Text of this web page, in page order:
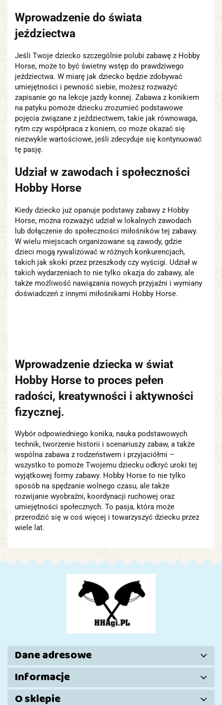
Wprowadzenie do świata
jeździectwa
Jeśli Twoje dziecko szczególnie polubi zabawę z Hobby
Horse, może to być świetny wstęp do prawdziwego
jeździectwa. W miarę jak dziecko będzie zdobywać
umiejętności i pewność siebie, możesz rozważyć
zapisanie go na lekcje jazdy konnej. Zabawa z konikiem
na patyku pomoże dziecku zrozumieć podstawowe
pojęcia związane z jeździectwem, takie jak równowaga,
rytm czy współpraca z koniem, co może okazać się
niezwykle wartościowe, jeśli zdecyduje się kontynuować
tę pasję.
Udział w zawodach i społeczności
Hobby Horse
Kiedy dziecko już opanuje podstawy zabawy z Hobby
Horse, można rozważyć udział w lokalnych zawodach
lub dołączenie do społeczności miłośników tej zabawy.
W wielu miejscach organizowane są zawody, gdzie
dzieci mogą rywalizować w różnych konkurencjach,
takich jak skoki przez przeszkody czy wyścigi. Udział w
takich wydarzeniach to nie tylko okazja do zabawy, ale
także możliwość nawiązania nowych przyjaźni i wymiany
doświadczeń z innymi miłośnikami Hobby Horse.
Wprowadzenie dziecka w świat
Hobby Horse to proces pełen
radości, kreatywności i aktywności
fizycznej.
Wybór odpowiedniego konika, nauka podstawowych
technik, tworzenie historii i scenariuszy zabaw, a także
wspólna zabawa z rodzeństwem i przyjaciółmi –
wszystko to pomoże Twojemu dziecku odkryć uroki tej
wyjątkowej formy zabawy. Hobby Horse to nie tylko
sposób na spędzanie wolnego czasu, ale także
rozwijanie wyobraźni, koordynacji ruchowej oraz
umiejętności społecznych. To pasja, która może
przerodzić się w coś więcej i towarzyszyć dziecku przez
wiele lat.
Dane adresowe
Informacje